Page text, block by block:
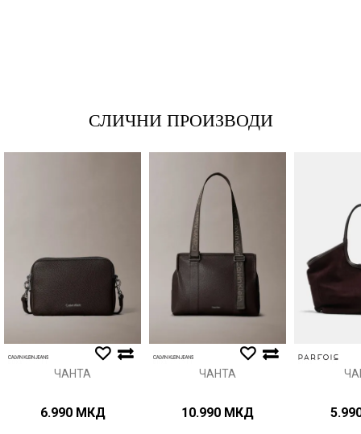
Анти спам заштита - пресметајте колку е 4 + 1 :
СЛИЧНИ ПРОИЗВОДИ
ЧАНТА
6.990 МКД
ЧАНТА
10.990 МКД